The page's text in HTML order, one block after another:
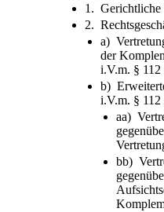
1. Gerichtliche
2.
a)
der
i.V.m. §
b)
i.V.m. §
aa)
bb)